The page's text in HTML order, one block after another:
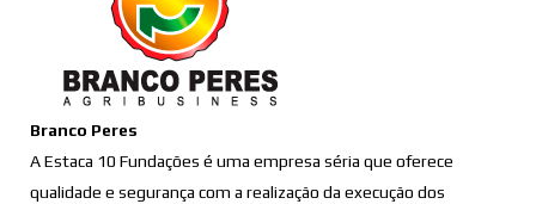
Branco Peres
A Estaca 10 Fundações é uma empresa séria que oferece
qualidade e segurança com a realização da execução dos